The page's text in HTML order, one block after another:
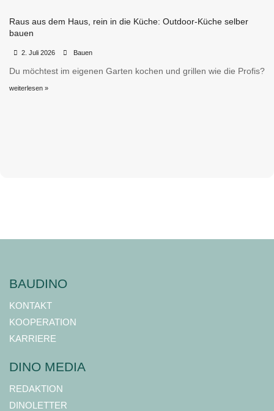
Raus aus dem Haus, rein in die Küche: Outdoor-Küche selber
bauen
2. Juli 2026 Bauen
Du möchtest im eigenen Garten kochen und grillen wie die Profis?
weiterlesen »
BAUDINO
KONTAKT
KOOPERATION
KARRIERE
DINO MEDIA
REDAKTION
DINOLETTER